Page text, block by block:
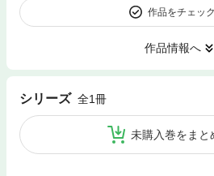
作品をチェッ
作品情報へ
シリーズ 全1冊
未購入巻をまと